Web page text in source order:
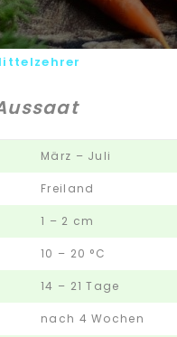
März – Juli
Freiland
1 – 2 cm
10 – 20 °C
14 – 21 Tage
nach 4 Wochen